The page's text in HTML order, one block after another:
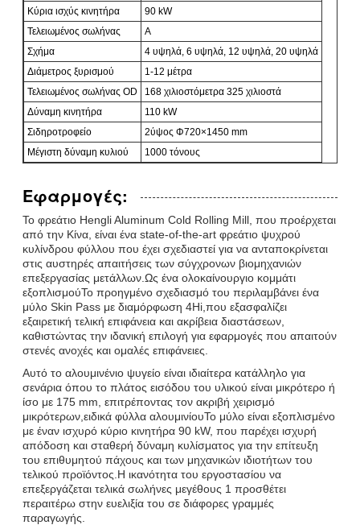
Κύρια ισχύς κινητήρα
90 kW
Τελειωμένος σωλήνας
Α
Σχήμα
4 υψηλά, 6 υψηλά, 12 υψηλά, 20 υψηλά
Διάμετρος ξυρισμού
1-12 μέτρα
Τελειωμένος σωλήνας OD
168 χιλιοστόμετρα 325 χιλιοστά
Δύναμη κινητήρα
110 kW
Σιδηροτροφείο
2ύψος Φ720×1450 mm
Μέγιστη δύναμη κυλιού
1000 τόνους
Εφαρμογές:
Το φρεάτιο Hengli Aluminum Cold Rolling Mill, που προέρχεται
από την Κίνα, είναι ένα state-of-the-art φρεάτιο ψυχρού
κυλίνδρου φύλλου που έχει σχεδιαστεί για να ανταποκρίνεται
στις αυστηρές απαιτήσεις των σύγχρονων βιομηχανιών
επεξεργασίας μετάλλων.Ως ένα ολοκαίνουργιο κομμάτι
εξοπλισμούΤο προηγμένο σχεδιασμό του περιλαμβάνει ένα
μύλο Skin Pass με διαμόρφωση 4Hi,που εξασφαλίζει
εξαιρετική τελική επιφάνεια και ακρίβεια διαστάσεων,
καθιστώντας την ιδανική επιλογή για εφαρμογές που απαιτούν
στενές ανοχές και ομαλές επιφάνειες.
Αυτό το αλουμινένιο ψυγείο είναι ιδιαίτερα κατάλληλο για
σενάρια όπου το πλάτος εισόδου του υλικού είναι μικρότερο ή
ίσο με 175 mm, επιτρέποντας τον ακριβή χειρισμό
μικρότερων,ειδικά φύλλα αλουμινίουΤο μύλο είναι εξοπλισμένο
με έναν ισχυρό κύριο κινητήρα 90 kW, που παρέχει ισχυρή
απόδοση και σταθερή δύναμη κυλίσματος για την επίτευξη
του επιθυμητού πάχους και των μηχανικών ιδιοτήτων του
τελικού προϊόντος.Η ικανότητα του εργοστασίου να
επεξεργάζεται τελικά σωλήνες μεγέθους 1 προσθέτει
περαιτέρω στην ευελιξία του σε διάφορες γραμμές
παραγωγής.